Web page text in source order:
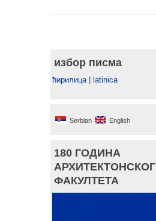
избор писма
ћирилица| latinica
Serbian English
180 ГОДИНА
АРХИТЕКТОНСКОГ
ФАКУЛТЕТА